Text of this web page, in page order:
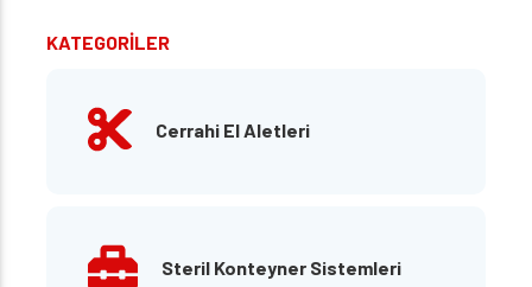
KATEGORİLER
Cerrahi El Aletleri
Steril Konteyner Sistemleri